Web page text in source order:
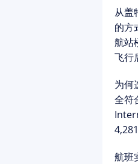
从盖
的方
航站
飞行
为何
全符
航班